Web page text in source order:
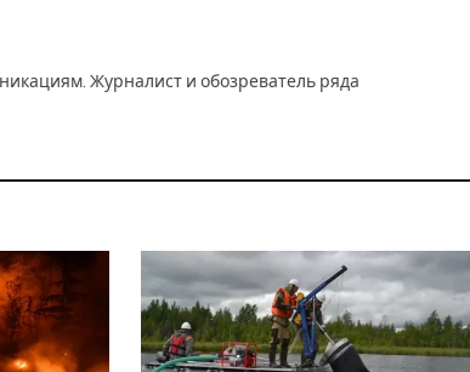
Журналист и обозреватель ряда